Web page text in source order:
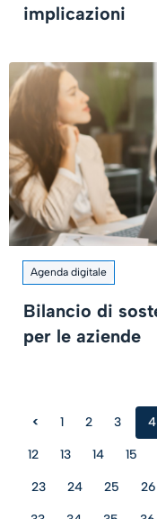
implicazioni
Agenda digitale
Bilancio di
per le aziende
< 1 2 3 4
12 13 14 15
23 24 25 26